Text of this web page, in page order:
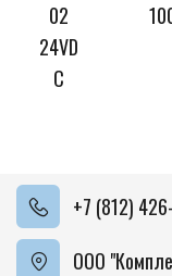
02
24VD
C
ООО
+7 (812)